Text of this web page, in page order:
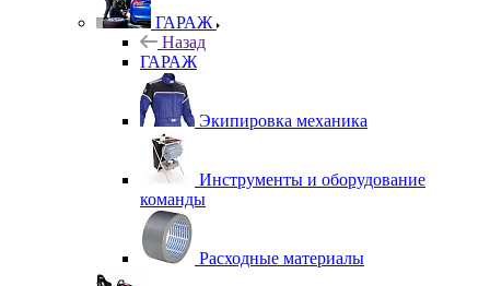
ГАРАЖ
Назад
ГАРАЖ
Экипировка механика
Инструменты и оборудование
команды
Расходные материалы